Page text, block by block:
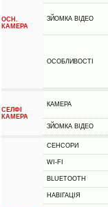
ОСН.
КАМЕРА
ЗЙОМКА ВІДЕО
ОСОБЛИВОСТІ
СЕЛФІ
КАМЕРА
КАМЕРА
ЗЙОМКА ВІДЕО
СЕНСОРИ
WI-FI
BLUETOOTH
НАВІГАЦІЯ